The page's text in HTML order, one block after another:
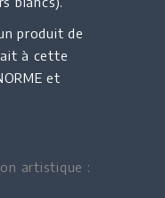
produit de
à cette
et
artistique :